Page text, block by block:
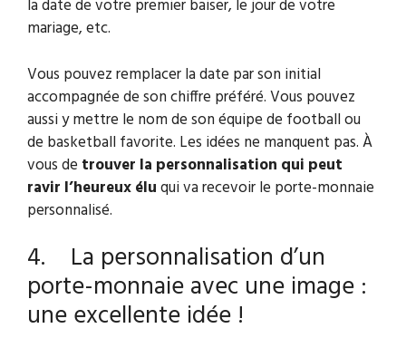
la date de votre premier baiser, le jour de votre
mariage, etc.
Vous pouvez remplacer la date par son initial
accompagnée de son chiffre préféré. Vous pouvez
aussi y mettre le nom de son équipe de football ou
de basketball favorite. Les idées ne manquent pas. À
vous de trouver la personnalisation qui peut
ravir l’heureux éluqui va recevoir le porte-monnaie
personnalisé.
4. La personnalisation d’un
porte-monnaie avec une image :
une excellente idée !